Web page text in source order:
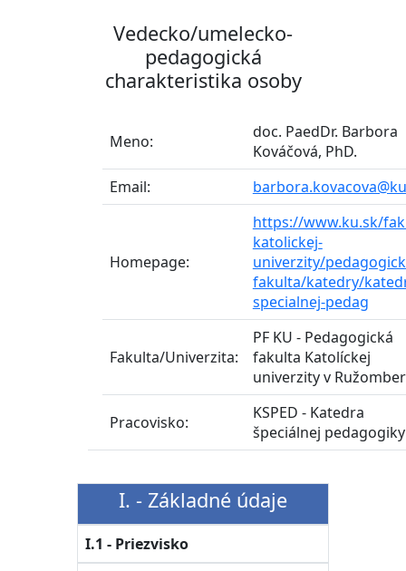
Vedecko/umelecko-
pedagogická
charakteristika osoby
Meno:
doc. PaedDr. Barbora
Kováčová, PhD.
Email:
Homepage:
https://www.ku.sk/
katolickej-
univerzity/
fakulta/katedry/
specialnej-pedag
Fakulta/Univerzita:
PF KU - Pedagogická
fakulta Katolíckej
univerzity v
Pracovisko:
KSPED - Katedra
špeciálnej pedagogiky
I. - Základné údaje
I.1 - Priezvisko